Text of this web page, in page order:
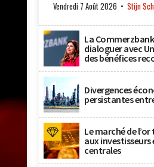
Vendredi 7 Août 2026 Stijn
La
dialoguer avec
des bénéfices
Divergences
persistantes
Le marché de
aux
centrales